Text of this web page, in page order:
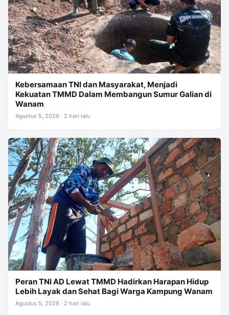
Kebersamaan TNI dan Masyarakat, Menjadi
Kekuatan TMMD Dalam Membangun Sumur Galian di
Wanam
Agustus 5, 2026 · 2 hari lalu
Peran TNI AD Lewat TMMD Hadirkan Harapan Hidup
Lebih Layak dan Sehat Bagi Warga Kampung Wanam
Agustus 5, 2026 · 2 hari lalu